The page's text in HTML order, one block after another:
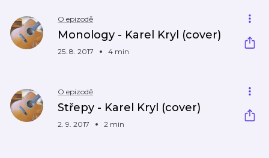
O epizodě
Monology - Karel Kryl (cover)
25. 8. 2017 4 min
O epizodě
Střepy - Karel Kryl (cover)
2. 9. 2017 2 min